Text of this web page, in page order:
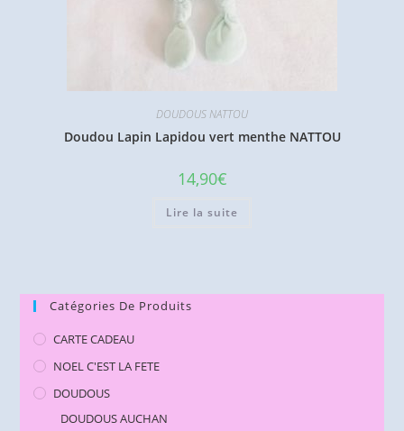
DOUDOUS NATTOU
Doudou Lapin Lapidou vert menthe NATTOU
14,90€
Lire la suite
Catégories De Produits
CARTE CADEAU
NOEL C'EST LA FETE
DOUDOUS
DOUDOUS AUCHAN